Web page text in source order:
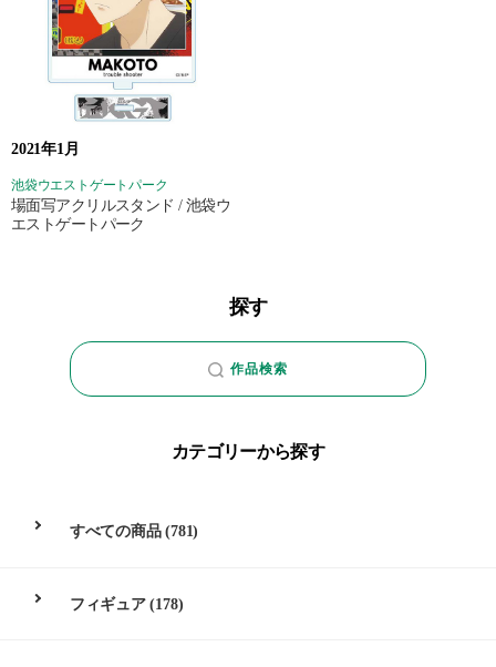
2021年1月
池袋ウエストゲートパーク
場面写アクリルスタンド / 池袋ウ
エストゲートパーク
探す
作品検索
カテゴリーから探す
すべての商品(781)
フィギュア(178)